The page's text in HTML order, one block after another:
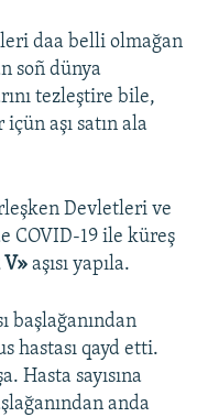
daa belli olmağan
soñ dünya
tezleştire bile,
aşı satın ala
Devletleri ve
COVID-19 ile küreş
V» aşısı yapıla.
başlağanından
hastası qayd etti.
Hasta sayısına
anda